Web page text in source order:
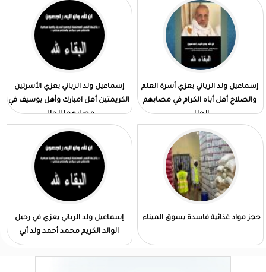
إسماعيل ولد الرباني يعزي أسرة العلم
والصلاح أهل أباه الكرام في مصابهم
الجلل
إسماعيل ولد الرباني يعزي الأسرتين
الكريمتين أهل امبارك وأهل بوسيف في
مصابهما الجلل
حجز مواد غذائية فاسدة بسوق الميناء
إسماعيل ولد الرباني يعزي في رحيل
الوالد الكريم محمد أحمد ولد أبي